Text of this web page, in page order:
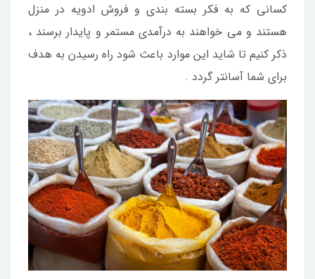
کسانی که به فکر بسته بندی و فروش ادویه در منزل
هستند و می خواهند به درآمدی مستمر و پایدار برسند ،
ذکر کنیم تا شاید این موارد باعث شود راه رسیدن به هدف
برای شما آسانتر گردد .